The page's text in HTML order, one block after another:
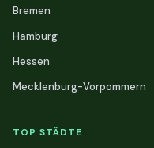
Bremen
Hamburg
Hessen
Mecklenburg-Vorpommern
TOP STÄDTE